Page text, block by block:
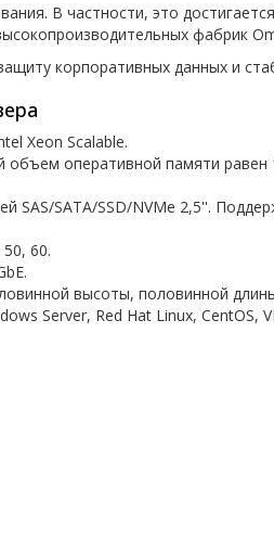
В частности, это
фабрик
корпоративных данных и
Xeon Scalable.
оперативной памяти равен
SAS/SATA/SSD/NVMe 2,5''.
60.
высоты, половинной
Server, Red Hat Linux, CentOS,